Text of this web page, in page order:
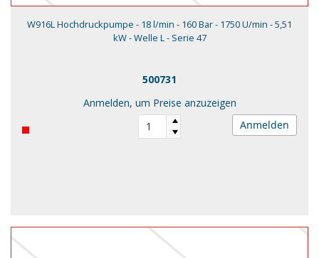
W916L Hochdruckpumpe - 18 l/min - 160 Bar - 1750 U/min - 5,51
kW - Welle L - Serie 47
500731
Anmelden, um Preise anzuzeigen
Anmelden